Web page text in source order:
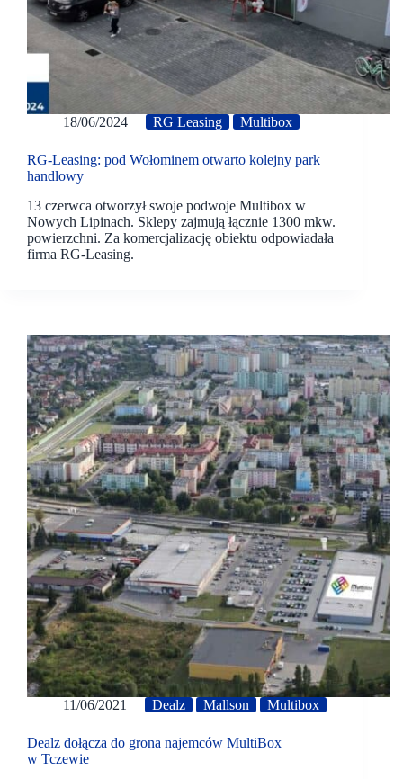
18/06/2024 RG Leasing Multibox
RG-Leasing: pod Wołominem otwarto kolejny park
handlowy
13 czerwca otworzył swoje podwoje Multibox w
Nowych Lipinach. Sklepy zajmują łącznie 1300 mkw.
powierzchni. Za komercjalizację obiektu odpowiadała
firma RG-Leasing.
11/06/2021 Dealz Mallson Multibox
Dealz dołącza do grona najemców MultiBox
w Tczewie